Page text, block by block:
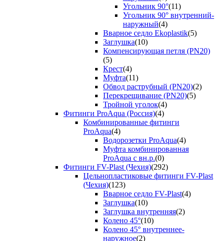
Угольник 90°(11)
Угольник 90° внутренний-
наружный(4)
Вварное седло Ekoplastik(5)
Заглушка(10)
Компенсирующая петля (PN20)
(5)
Крест(4)
Муфта(11)
Обвод раструбный (PN20)(2)
Перекрещивание (PN20)(5)
Тройной уголок(4)
Фитинги ProAqua (Россия)(4)
Комбинированные фитинги
ProAqua(4)
Водорозетки ProAqua(4)
Муфта комбинированная
ProAqua с вн.р.(0)
Фитинги FV-Plast (Чехия)(292)
Цельнопластиковые фитинги FV-Plast
(Чехия)(123)
Вварное седло FV-Plast(4)
Заглушка(10)
Заглушка внутренняя(2)
Колено 45°(10)
Колено 45° внутреннее-
наружное(2)